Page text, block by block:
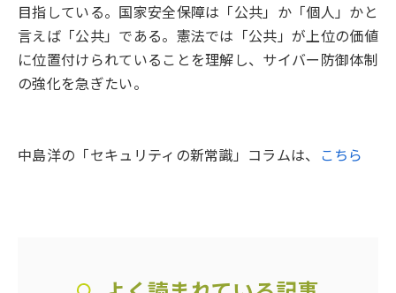
目指している。国家安全保障は「公共」か「個人」かと
言えば「公共」である。憲法では「公共」が上位の価値
に位置付けられていることを理解し、サイバー防御体制
の強化を急ぎたい。
中島洋の「セキュリティの新常識」コラムは、 こちら